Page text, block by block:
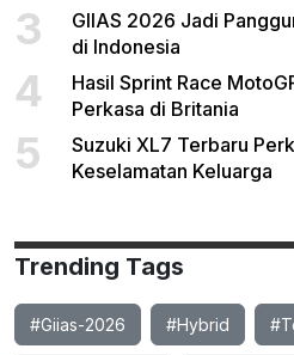
3
GIIAS 2026 Jadi
di Indonesia
4
Hasil Sprint Race
Perkasa di Britania
5
Suzuki XL7 Terbaru
Keselamatan Keluarga
Trending Tags
#Giias-2026 #Hybrid